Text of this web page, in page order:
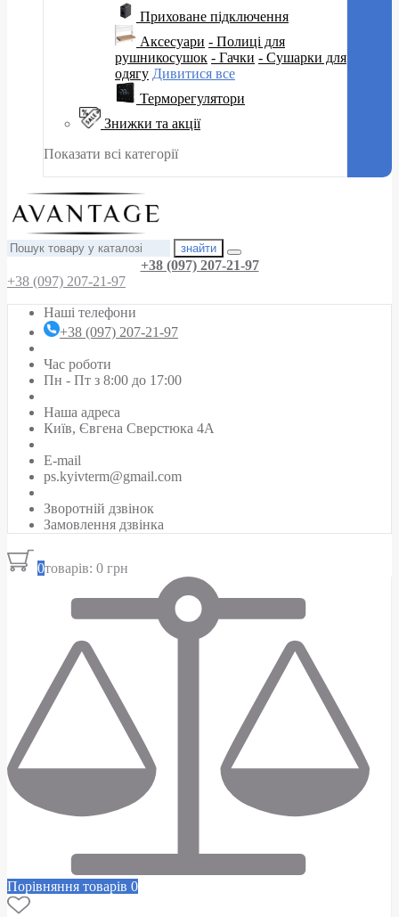
Приховане підключення
Аксесуари - Полиці для
рушникосушок - Гачки - Сушарки для
одягу Дивитися все
Терморегулятори
Знижки та акції
Показати всі категорії
знайти
+38 (097) 207-21-97
+38 (097) 207-21-97
Наші телефони
+38 (097) 207-21-97
Час роботи
Пн - Пт з 8:00 до 17:00
Наша адреса
Київ, Євгена Сверстюка 4А
E-mail
ps.kyivterm@gmail.com
Зворотній дзвінок
Замовлення дзвінка
0товарів: 0 грн
Порівняння товарів 0